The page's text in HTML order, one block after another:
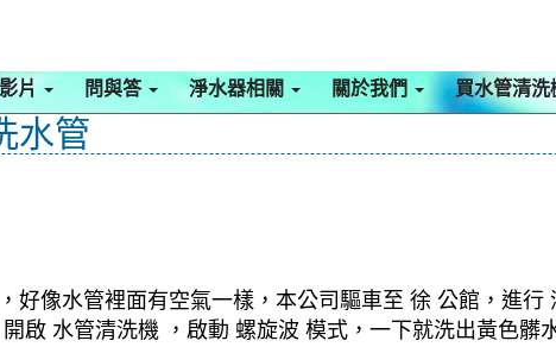
片 問與答 淨水器相關 關於我們 買水管清洗
水管
好像水管裡面有空氣一樣，本公司驅車至 徐 公館，進
啟 水管清洗機 ，啟動 螺旋波 模式，一下就洗出黃色